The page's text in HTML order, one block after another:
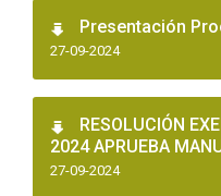
Presentación
27-09-2024
RESOLUCIÓN
2024 APRUEBA
27-09-2024